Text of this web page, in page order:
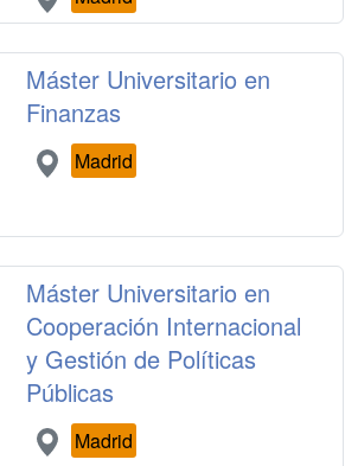
Máster Universitario en
Finanzas
Madrid
Máster Universitario en
Cooperación Internacional
y Gestión de Políticas
Públicas
Madrid